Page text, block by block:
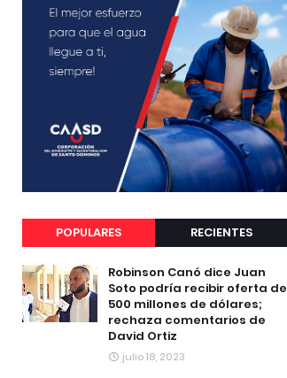
POPULARES RECIENTES
Robinson Canó dice Juan
Soto podría recibir oferta de
500 millones de dólares;
rechaza comentarios de
David Ortiz
julio 18, 2023